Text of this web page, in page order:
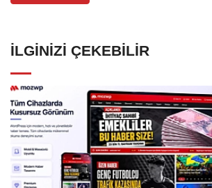
İLGINIZI ÇEKEBILIR